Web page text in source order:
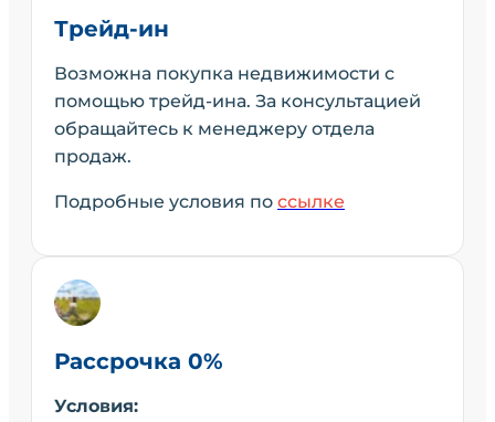
Трейд-ин
Возможна покупка недвижимости с
помощью трейд-ина. За консультацией
обращайтесь к менеджеру отдела
продаж.
Подробные условия по ссылке
Рассрочка 0%
Условия: